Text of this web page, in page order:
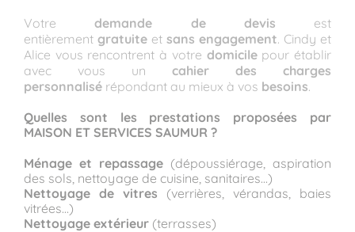
Votredemande de devis est
entièrement gratuite et sans engagement. Cindy et
Alice vous rencontrent à votre domicilepour établir
avec vous un cahier des charges
personnalisé répondant au mieux à vos besoins.
Quelles sont les prestations proposées par
MAISON ET SERVICES SAUMUR ?
Ménage et repassage (dépoussiérage, aspiration
des sols, nettoyage de cuisine, sanitaires…)
Nettoyage de vitres (verrières, vérandas, baies
vitrées…)
Nettoyage extérieur (terrasses)